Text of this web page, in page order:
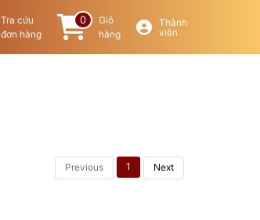
Tra cứu
đơn hàng
0
Giỏ
hàng
Thành
viên
Previous 1 Next